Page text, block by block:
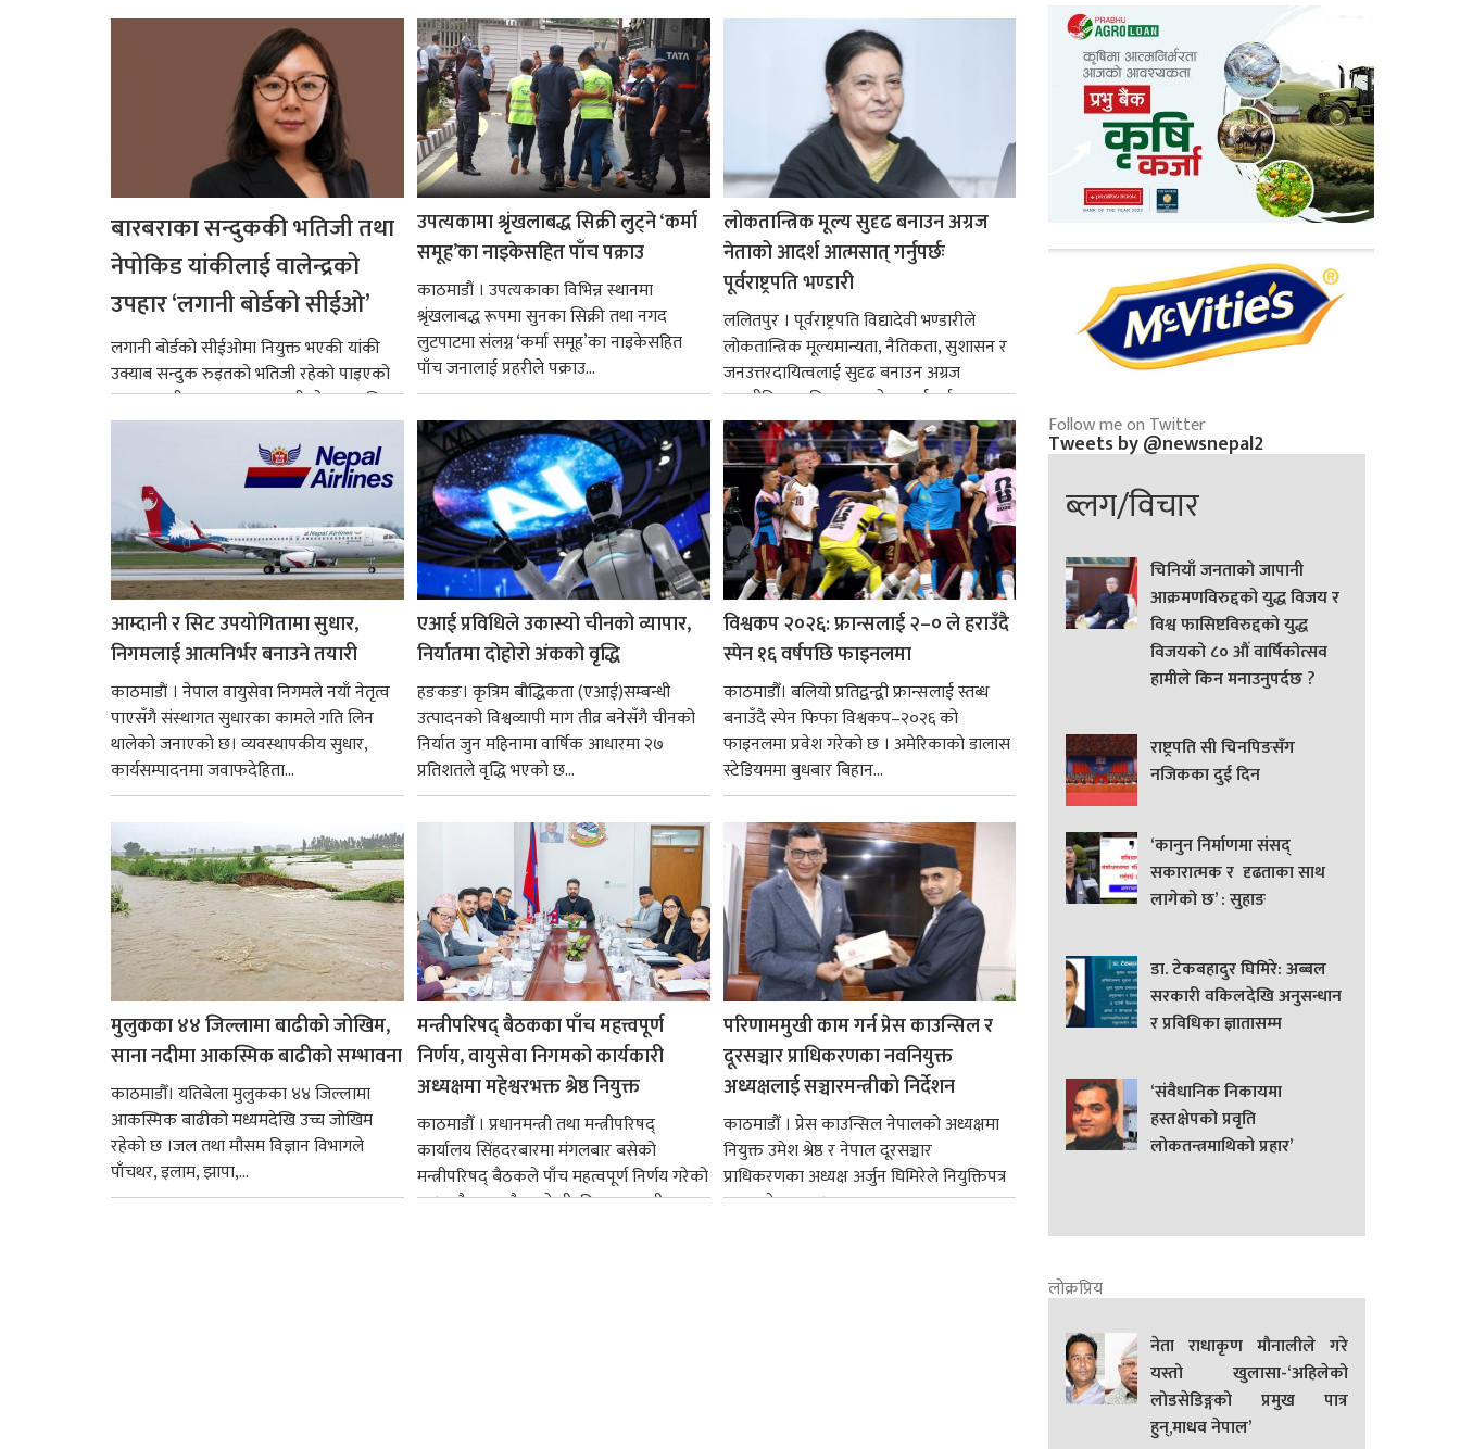
बारबराका सन्दुककी भतिजी तथा
नेपोकिड यांकीलाई वालेन्द्रको
उपहार ‘लगानी बोर्डको सीईओ’
लगानी बोर्डको सीईओमा नियुक्त भएकी यांकी
उक्याब सन्दुक रुइतको भतिजी रहेको पाइएको
छ। तत्कालीन समयमा महाकालीको अञ्चलाधिश
नै बनेका जोन...
उपत्यकामा श्रृंखलाबद्ध सिक्री लुट्ने ‘कर्मा
समूह’का नाइकेसहित पाँच पक्राउ
काठमाडौं । उपत्यकाका विभिन्न स्थानमा
श्रृंखलाबद्ध रूपमा सुनका सिक्री तथा नगद
लुटपाटमा संलग्न ‘कर्मा समूह’का नाइकेसहित
पाँच जनालाई प्रहरीले पक्राउ...
लोकतान्त्रिक मूल्य सुदृढ बनाउन अग्रज
नेताको आदर्श आत्मसात् गर्नुपर्छः
पूर्वराष्ट्रपति भण्डारी
ललितपुर । पूर्वराष्ट्रपति विद्यादेवी भण्डारीले
लोकतान्त्रिक मूल्यमान्यता, नैतिकता, सुशासन र
जनउत्तरदायित्वलाई सुदृढ बनाउन अग्रज
राजनीतिक व्यक्तित्वहरूको आदर्शलाई आत्मसात्
गर्न आवश्यक...
आम्दानी र सिट उपयोगितामा सुधार,
निगमलाई आत्मनिर्भर बनाउने तयारी
काठमाडाैं । नेपाल वायुसेवा निगमले नयाँ नेतृत्व
पाएसँगै संस्थागत सुधारका कामले गति लिन
थालेको जनाएको छ। व्यवस्थापकीय सुधार,
कार्यसम्पादनमा जवाफदेहिता...
एआई प्रविधिले उकास्यो चीनको व्यापार,
निर्यातमा दोहोरो अंकको वृद्धि
हङकङ। कृत्रिम बौद्धिकता (एआई)सम्बन्धी
उत्पादनको विश्वव्यापी माग तीव्र बनेसँगै चीनको
निर्यात जुन महिनामा वार्षिक आधारमा २७
प्रतिशतले वृद्धि भएको छ...
विश्वकप २०२६: फ्रान्सलाई २–० ले हराउँदै
स्पेन १६ वर्षपछि फाइनलमा
काठमाडौँ। बलियो प्रतिद्वन्द्वी फ्रान्सलाई स्तब्ध
बनाउँदै स्पेन फिफा विश्वकप–२०२६ को
फाइनलमा प्रवेश गरेको छ । अमेरिकाको डालास
स्टेडियममा बुधबार बिहान...
मुलुकका ४४ जिल्लामा बाढीको जोखिम,
साना नदीमा आकस्मिक बाढीको सम्भावना
काठमाडौँ। यतिबेला मुलुकका ४४ जिल्लामा
आकस्मिक बाढीको मध्यमदेखि उच्च जोखिम
रहेको छ ।जल तथा मौसम विज्ञान विभागले
पाँचथर, इलाम, झापा,...
मन्त्रीपरिषद् बैठकका पाँच महत्त्वपूर्ण
निर्णय, वायुसेवा निगमको कार्यकारी
अध्यक्षमा महेश्वरभक्त श्रेष्ठ नियुक्त
काठमाडौँ । प्रधानमन्त्री तथा मन्त्रीपरिषद्
कार्यालय सिंहदरबारमा मंगलबार बसेको
मन्त्रीपरिषद् बैठकले पाँच महत्वपूर्ण निर्णय गरेको
छ । यसैक्रममा बैडकले बीउबिजनसम्बन्धी...
परिणाममुखी काम गर्न प्रेस काउन्सिल र
दूरसञ्चार प्राधिकरणका नवनियुक्त
अध्यक्षलाई सञ्चारमन्त्रीको निर्देशन
काठमाडौँ । प्रेस काउन्सिल नेपालको अध्यक्षमा
नियुक्त उमेश श्रेष्ठ र नेपाल दूरसञ्चार
प्राधिकरणका अध्यक्ष अर्जुन घिमिरेले नियुक्तिपत्र
ग्रहण गरेका छन्।...
Follow me on Twitter
Tweets by @newsnepal2
ब्लग/विचार
चिनियाँ जनताको जापानी
आक्रमणविरुद्दको युद्ध विजय र
विश्व फासिष्टविरुद्दको युद्ध
विजयको ८० औं वार्षिकोत्सव
हामीले किन मनाउनुपर्दछ ?
राष्ट्रपति सी चिनपिङसँग
नजिकका दुई दिन
‘कानुन निर्माणमा संसद्
सकारात्मक र दृढताका साथ
लागेको छ’ : सुहाङ
डा. टेकबहादुर घिमिरे: अब्बल
सरकारी वकिलदेखि अनुसन्धान
र प्रविधिका ज्ञातासम्म
‘संवैधानिक निकायमा
हस्तक्षेपको प्रवृति
लोकतन्त्रमाथिको प्रहार’
लोक्रप्रिय
नेता राधाकृण मौनालीले गरे
यस्तो खुलासा-‘अहिलेको
लोडसेडिङ्गको प्रमुख पात्र
हुन्,माधव नेपाल’